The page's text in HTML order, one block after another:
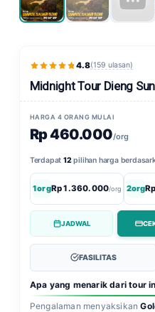
4.8(159 ulasan)
Midnight Tour Dieng
HARGA 4 ORANG MULAI
Rp 460.000/org
Terdapat12pilihan harga
1orgRp 1.360.000/org 2org
JADWAL
FASILITAS
Apa yang menarik dari tour
Pengalaman menyaksikan